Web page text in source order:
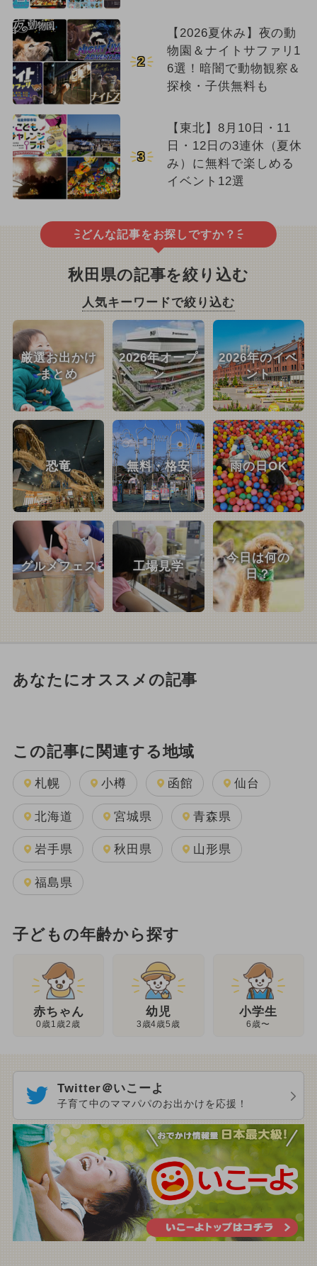
2
【2026夏休み】夜の動
物園＆ナイトサファリ1
6選！暗闇で動物観察＆
探検・子供無料も
3
【東北】8月10日・11
日・12日の3連休（夏休
み）に無料で楽しめる
イベント12選
どんな記事をお探しですか？
秋田県の記事を絞り込む
人気キーワードで絞り込む
厳選お出かけ
まとめ
2026年オープ
ン
2026年のイベ
ント
恐竜 無料・格安 雨の日OK
グルメフェス 工場見学
今日は何の
日？
あなたにオススメの記事
この記事に関連する地域
札幌 小樽 函館 仙台
北海道 宮城県 青森県
岩手県 秋田県 山形県
福島県
子どもの年齢から探す
赤ちゃん
0歳1歳2歳
幼児
3歳4歳5歳
小学生
6歳〜
Twitter＠いこーよ
子育て中のママパパのお出かけを応援！